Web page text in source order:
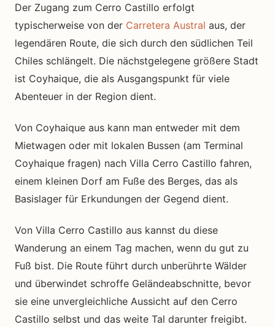
Der Zugang zum Cerro Castillo erfolgt
typischerweise von der Carretera Austral aus, der
legendären Route, die sich durch den südlichen Teil
Chiles schlängelt. Die nächstgelegene größere Stadt
ist Coyhaique, die als Ausgangspunkt für viele
Abenteuer in der Region dient.
Von Coyhaique aus kann man entweder mit dem
Mietwagen oder mit lokalen Bussen (am Terminal
Coyhaique fragen) nach Villa Cerro Castillo fahren,
einem kleinen Dorf am Fuße des Berges, das als
Basislager für Erkundungen der Gegend dient.
Von Villa Cerro Castillo aus kannst du diese
Wanderung an einem Tag machen, wenn du gut zu
Fuß bist. Die Route führt durch unberührte Wälder
und überwindet schroffe Geländeabschnitte, bevor
sie eine unvergleichliche Aussicht auf den Cerro
Castillo selbst und das weite Tal darunter freigibt.